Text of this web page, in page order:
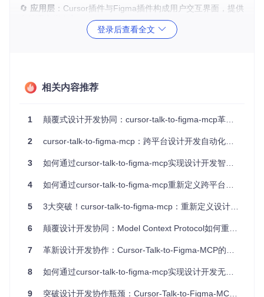
🔄 应用层 ：Cursor插件与Figma插件构成用户交互界面，提供
：MCP协议实现AI指令标准化与数据封装，定义12
核心数据流转伪代码：
function packageMCPCommand(commandType, payload) {
header: {
timestamp: Date.now(),
    },
command : commandType,
context: getCurrentContext()
  };
// 实时通信处理
const socket = new WebSocket "ws://localhost:3055"
登录后查看全文
相关内容推荐
1 颠覆式设计开发协同：cursor-talk-to-figma-mcp革新跨平台工作流
2 cursor-talk-to-figma-mcp：跨平台设计开发自动化的协作新范式
3 如何通过cursor-talk-to-figma-mcp实现设计开发智能协作：MCP协议驱动的跨平台解决方案
4 如何通过cursor-talk-to-figma-mcp重新定义跨平台协同工作流？
5 3大突破！cursor-talk-to-figma-mcp：重新定义设计开发协作流程
6 颠覆设计开发协同：Model Context Protocol如何重构跨平台工作流
7 革新设计开发协作：Cursor-Talk-to-Figma-MCP的无缝工作流实践
8 如何通过cursor-talk-to-figma-mcp实现设计开发无缝协作：提升团队效率的跨平台解决方案
9 突破设计开发协作瓶颈：Cursor-Talk-to-Figma-MCP重新定义AI驱动的跨工具协同流程